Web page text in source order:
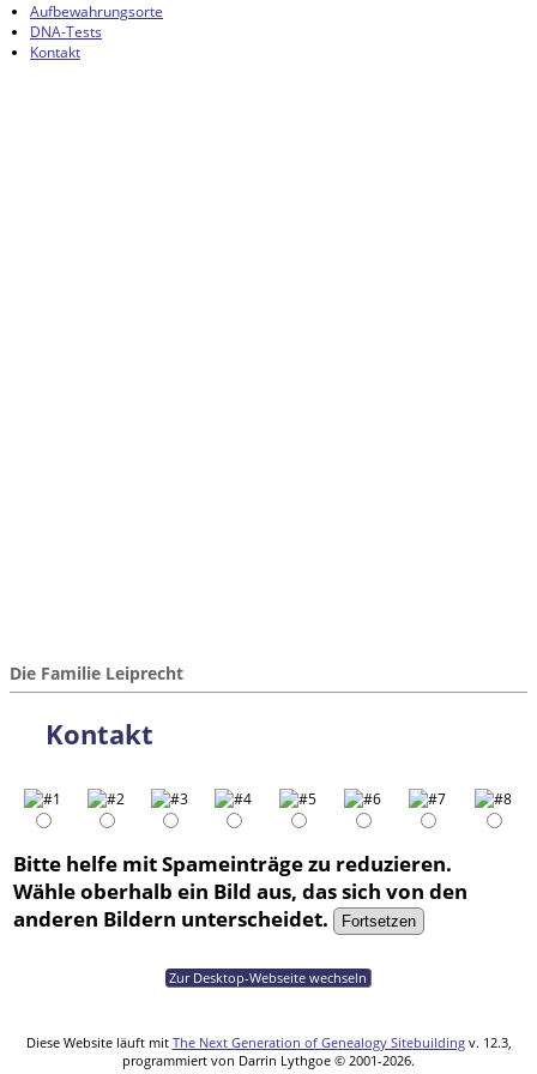
Aufbewahrungsorte
DNA-Tests
Kontakt
Die Familie Leiprecht
Kontakt
Bitte helfe mit Spameinträge zu reduzieren.
Wähle oberhalb ein Bild aus, das sich von den
anderen Bildern unterscheidet.
Zur Desktop-Webseite wechseln
Diese Website läuft mit The Next Generation of Genealogy Sitebuildingv. 12.3,
programmiert von Darrin Lythgoe © 2001-2026.